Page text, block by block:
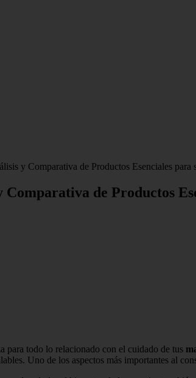
y Comparativa de Productos Esenciales para
de Productos
para todo lo relacionado con el cuidado de tus
Uno de los aspectos más importantes al